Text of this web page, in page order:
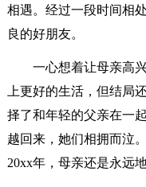
相遇。经过一段时间相
良的好朋友。
一心想着让母亲高
上更好的生活，但结局
择了和年轻的父亲在一
越回来，她们相拥而泣
20xx年，母亲还是永远